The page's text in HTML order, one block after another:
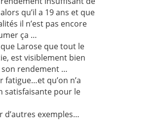
qu’il a 19 ans et que
il n’est pas encore
ça …
Larose que tout le
est visiblement bien
son rendement …
fatigue…et qu’on n’a
satisfaisante pour le
d’autres exemples…